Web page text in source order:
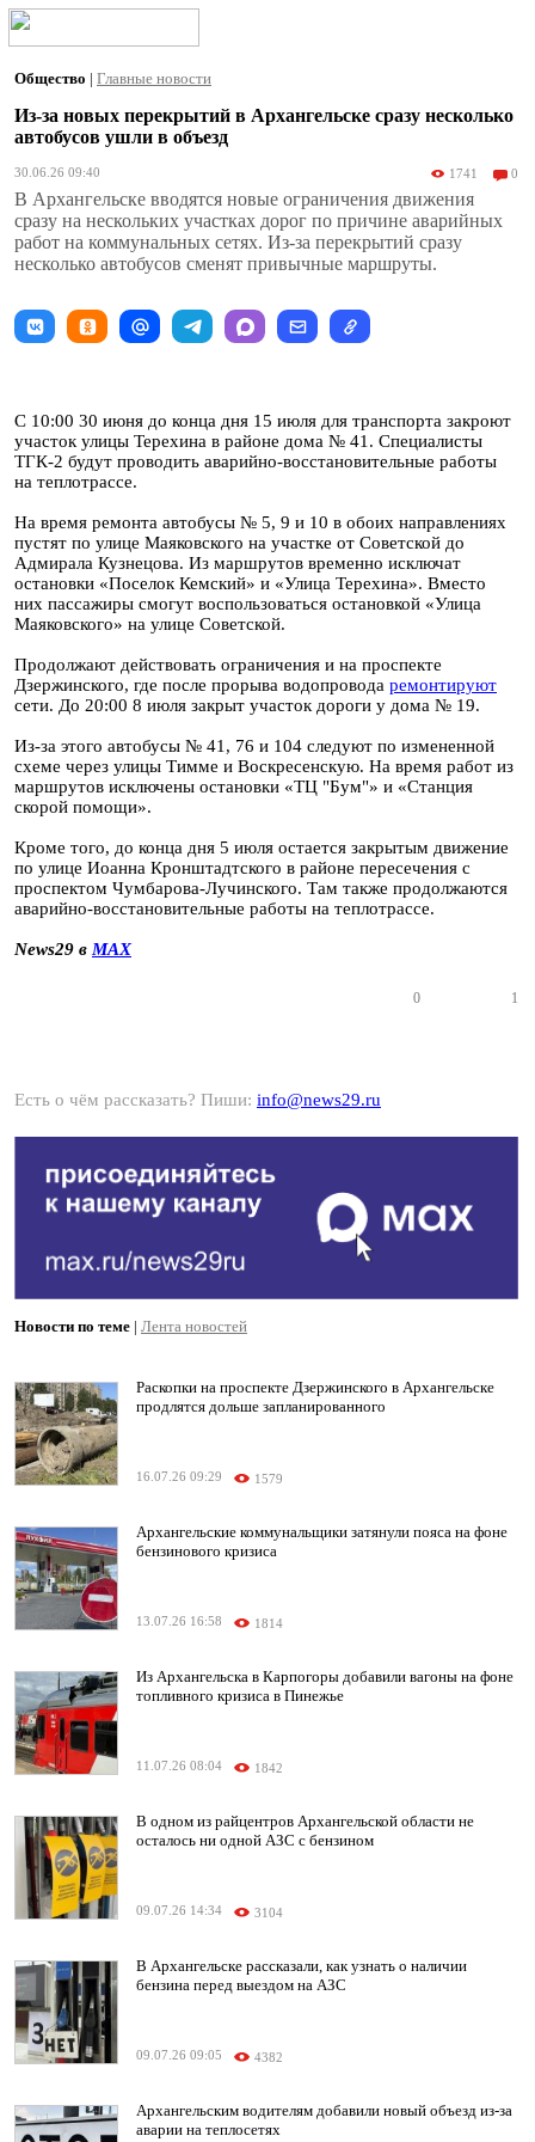
Общество | Главные новости
Из-за новых перекрытий в Архангельске сразу несколько
автобусов ушли в объезд
30.06.26 09:40 1741 0
В Архангельске вводятся новые ограничения движения
сразу на нескольких участках дорог по причине аварийных
работ на коммунальных сетях. Из-за перекрытий сразу
несколько автобусов сменят привычные маршруты.
С 10:00 30 июня до конца дня 15 июля для транспорта закроют
участок улицы Терехина в районе дома № 41. Специалисты
ТГК-2 будут проводить аварийно-восстановительные работы
на теплотрассе.
На время ремонта автобусы № 5, 9 и 10 в обоих направлениях
пустят по улице Маяковского на участке от Советской до
Адмирала Кузнецова. Из маршрутов временно исключат
остановки «Поселок Кемский» и «Улица Терехина». Вместо
них пассажиры смогут воспользоваться остановкой «Улица
Маяковского» на улице Советской.
Продолжают действовать ограничения и на проспекте
Дзержинского, где после прорыва водопровода ремонтируют
сети. До 20:00 8 июля закрыт участок дороги у дома № 19.
Из-за этого автобусы № 41, 76 и 104 следуют по измененной
схеме через улицы Тимме и Воскресенскую. На время работ из
маршрутов исключены остановки «ТЦ "Бум"» и «Станция
скорой помощи».
Кроме того, до конца дня 5 июля остается закрытым движение
по улице Иоанна Кронштадтского в районе пересечения с
проспектом Чумбарова-Лучинского. Там также продолжаются
аварийно-восстановительные работы на теплотрассе.
News29 в MAX
0 1
Есть о чём рассказать? Пиши: info@news29.ru
Новости по теме | Лента новостей
Раскопки на проспекте Дзержинского в Архангельске
продлятся дольше запланированного
16.07.26 09:29 1579
Архангельские коммунальщики затянули пояса на фоне
бензинового кризиса
13.07.26 16:58 1814
Из Архангельска в Карпогоры добавили вагоны на фоне
топливного кризиса в Пинежье
11.07.26 08:04 1842
В одном из райцентров Архангельской области не
осталось ни одной АЗС с бензином
09.07.26 14:34 3104
В Архангельске рассказали, как узнать о наличии
бензина перед выездом на АЗС
09.07.26 09:05 4382
Архангельским водителям добавили новый объезд из-за
аварии на теплосетях